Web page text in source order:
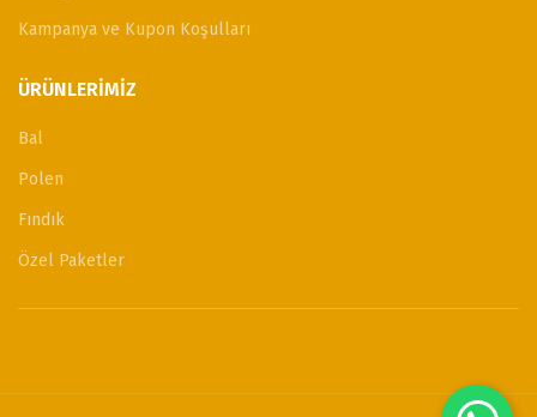
Kampanya ve Kupon Koşulları
ÜRÜNLERIMIZ
Bal
Polen
Fındık
Özel Paketler